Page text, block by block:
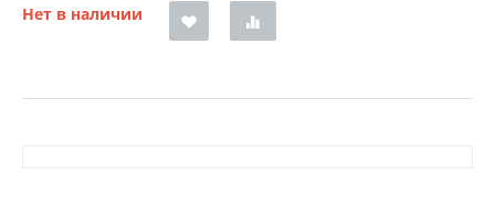
Нет в наличии